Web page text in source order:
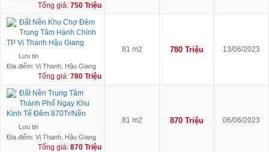
Tổng giá: 750 Triệu
Đất Nền Khu Chợ Đêm
Trung Tâm Hành Chính
TP Vị Thanh Hậu Giang
Lưu tin
Địa điểm: Vị Thanh, Hậu Giang
Tổng giá: 780 Triệu
81 m2 780 Triệu 13/06/2023
Đất Nền Trung Tâm
Thành Phố Ngay Khu
Kinh Tế Đêm 870Tr/Nền
Lưu tin
Địa điểm: Vị Thanh, Hậu Giang
Tổng giá: 870 Triệu
81 m2 870 Triệu 06/06/2023